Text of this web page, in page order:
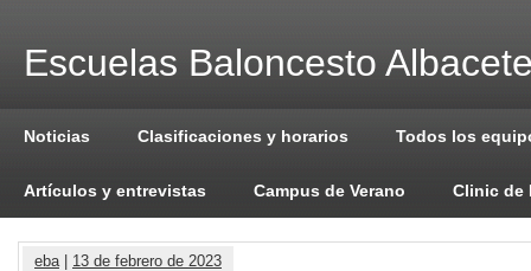
Escuelas Baloncesto
Noticias Clasificaciones y horarios Todos los
Artículos y entrevistas Campus de Verano Clinic de
eba| 13 de febrero de 2023